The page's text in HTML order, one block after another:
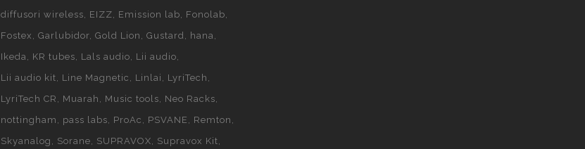
diffusori wireless
EIZZ Emission lab
Fonolab
Fostex
Garlubidor Gold Lion Gustard
hana
Ikeda
KR tubes Lals audio
Lii audio
Lii audio kit
Line Magnetic Linlai
LyriTech
LyriTech CR
Muarah Music tools
Neo Racks
nottingham
pass labs ProAc PSVANE
Remton
Skyanalog
Sorane SUPRAVOX Supravox Kit